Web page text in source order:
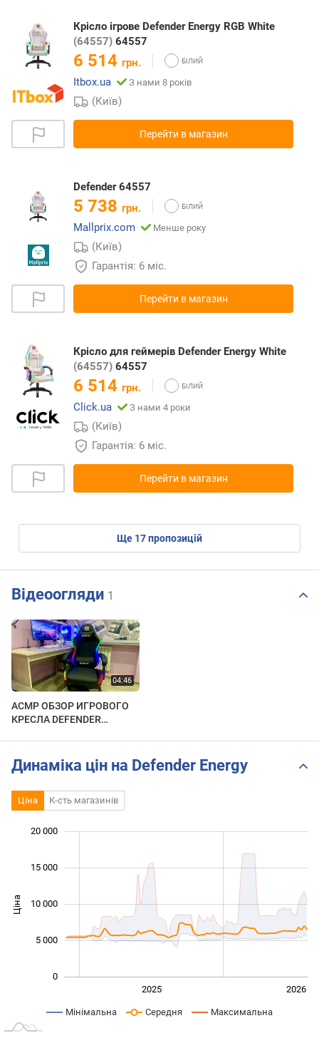
Крісло ігрове Defender Energy RGB White
(64557) 64557
6 514 грн.
Itbox.ua
З нами 8 років
(Київ)
Перейти в магазин
Defender 64557
5 738 грн.
Mallprix.com
Менше року
(Київ)
Гарантія: 6 міс.
Перейти в магазин
Крісло для геймерів Defender Energy White
(64557) 64557
6 514 грн.
Click.ua
З нами 4 роки
(Київ)
Гарантія: 6 міс.
Перейти в магазин
ще 17пропозицій
Відеоогляди 1
АСМР ОБЗОР ИГРОВОГО
КРЕСЛА DEFENDER
Динаміка цін на Defender Energy
Ціна К-сть магазинів
Ціна 10 000
0
5 000
10 000
15 000
20 000
2025 2026
Мінімальна Середня Максимальна